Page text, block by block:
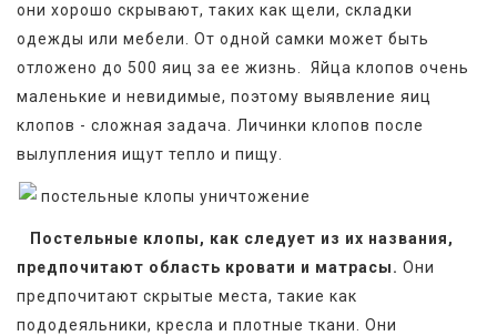
они хорошо скрывают, таких как щели, складки
одежды или мебели. От одной самки может быть
отложено до 500 яиц за ее жизнь.  Яйца клопов очень
маленькие и невидимые, поэтому выявление яиц
клопов - сложная задача. Личинки клопов после
вылупления ищут тепло и пищу.
Постельные клопы, как следует из их названия,
предпочитают область кровати и матрасы. Они
предпочитают скрытые места, такие как
пододеяльники, кресла и плотные ткани. Они